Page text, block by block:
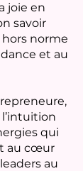
joie en
savoir
norme
et au
l’intuition
qui
au cœur
au